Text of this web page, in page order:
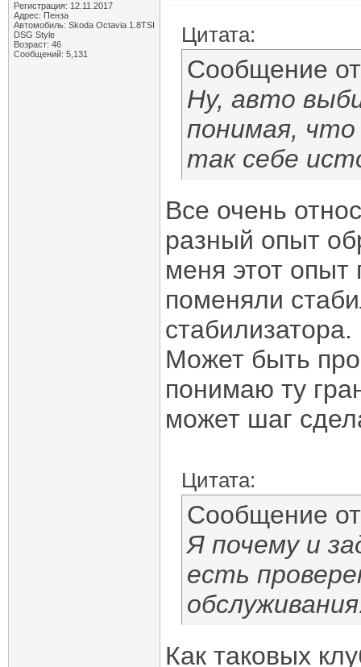
Регистрация: 12.11.2017
Адрес: Пенза
Автомобиль: Skoda Octavia 1.8TSI
DSG Style
Возраст: 46
Сообщений: 5,131
Цитата:
Сообщение
Ну, авто
понимая,
так себе
Все очень
разный опыт
меня этот
поменяли
стабилизатора.
Может быть
понимаю ту
может шаг
Цитата:
Сообщение
Я почему и
есть
Как таковых